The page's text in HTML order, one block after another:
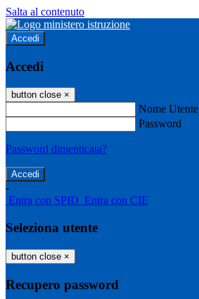
Salta al contenuto
Accedi
Accedi
button close ×
Nome Utente
Password
Password dimenticata?
-
Entra con SPID Entra con CIE
Seleziona utente
button close ×
Recupero password